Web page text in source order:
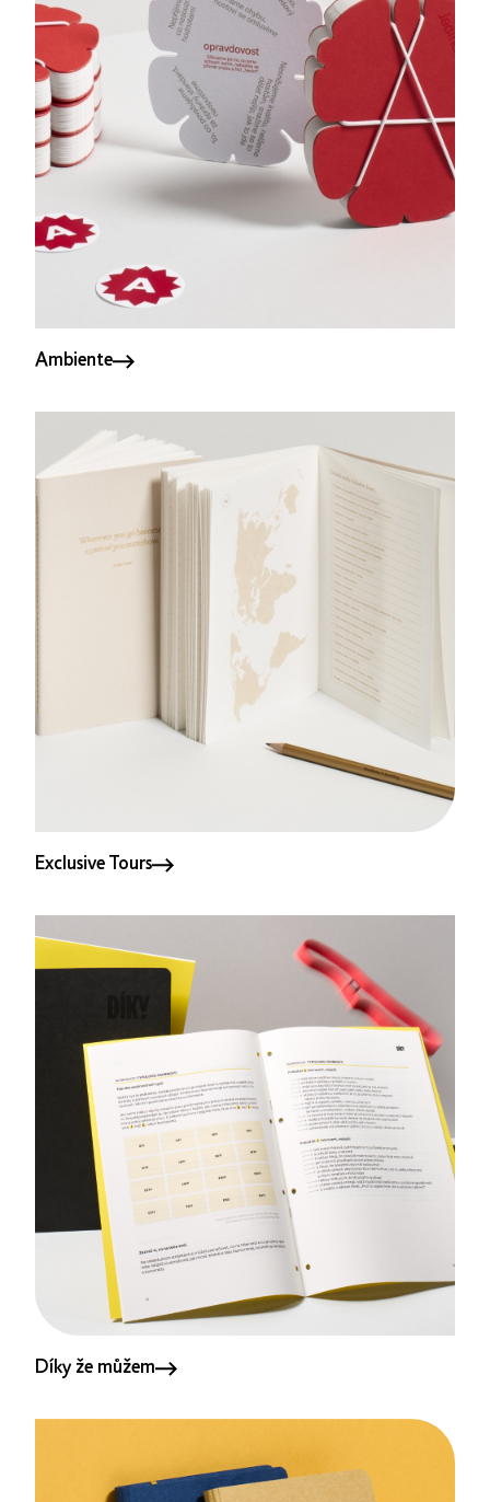
Ambiente
Exclusive Tours
Díky že můžem